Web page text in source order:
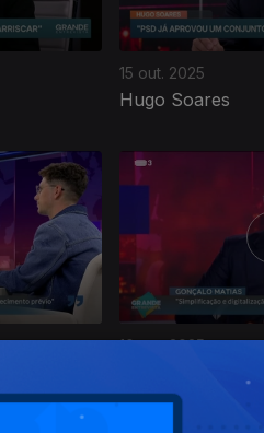
15 out. 2025
Hugo Soares
10 set. 2025